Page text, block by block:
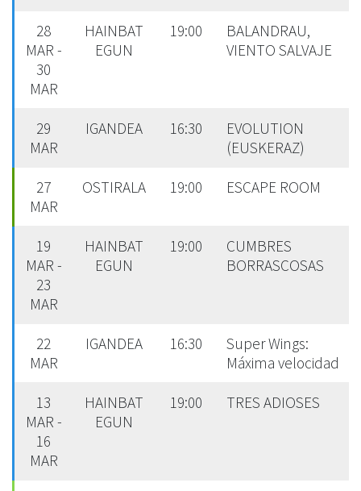
28
MAR -
30
MAR
HAINBAT
EGUN
19:00
BALANDRAU,
VIENTO SALVAJE
29
MAR
IGANDEA 16:30
EVOLUTION
(EUSKERAZ)
27
MAR
OSTIRALA 19:00 ESCAPE ROOM
19
MAR -
23
MAR
HAINBAT
EGUN
19:00
CUMBRES
BORRASCOSAS
22
MAR
IGANDEA 16:30
Super Wings:
Máxima velocidad
13
MAR -
16
MAR
HAINBAT
EGUN
19:00 TRES ADIOSES